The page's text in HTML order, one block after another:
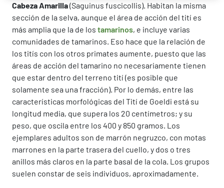
Cabeza Amarilla(Saguinus fuscicollis). Habitan la misma
sección de la selva, aunque el área de acción del tití es
más amplia que la de los tamarinos, e incluye varias
comunidades de tamarinos. Eso hace que la relación de
los titís con los otros primates aumente, puesto que las
áreas de acción del tamarino no necesariamente tienen
que estar dentro del terreno tití (es posible que
solamente sea una fracción). Por lo demás, entre las
características morfológicas del Tití de Goeldi está su
longitud media, que supera los 20 centímetros; y su
peso, que oscila entre los 400 y 850 gramos. Los
ejemplares adultos son de marrón negruzco, con motas
marrones en la parte trasera del cuello, y dos o tres
anillos más claros en la parte basal de la cola. Los grupos
suelen constar de seis individuos, aproximadamente.